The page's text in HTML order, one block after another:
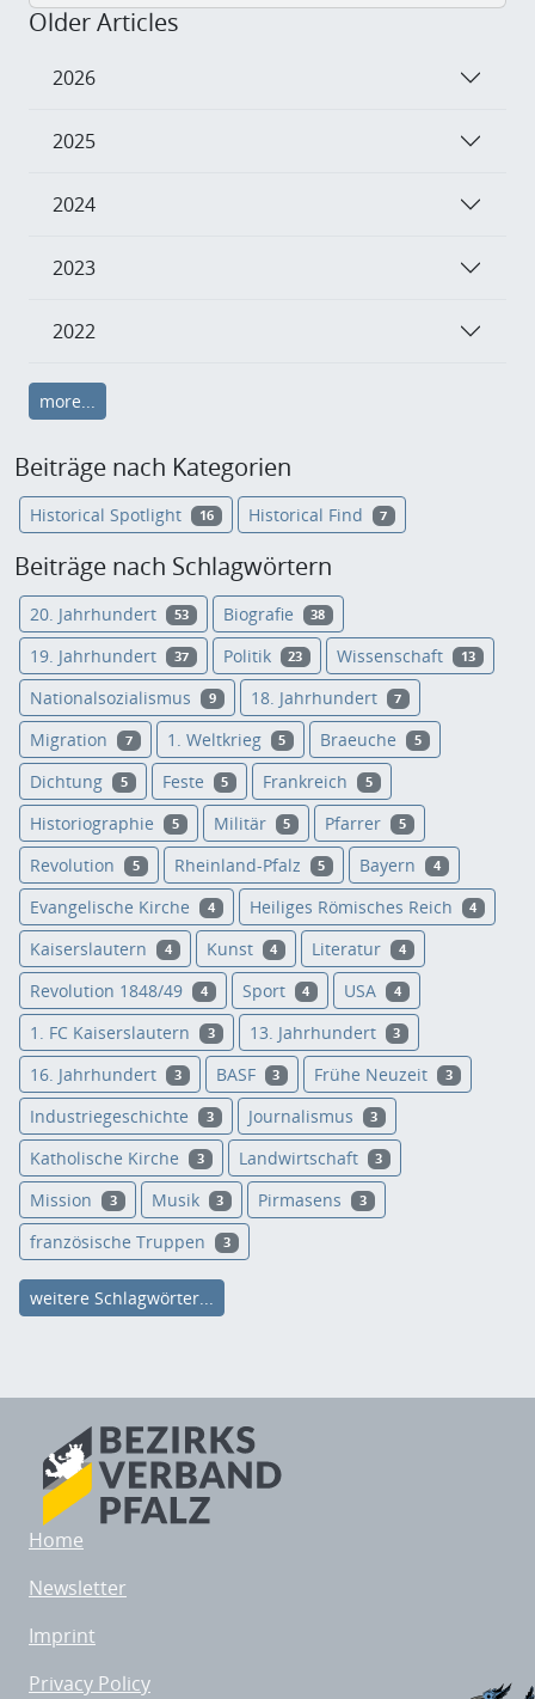
Older Articles
2026
2025
2024
2023
2022
more...
Beiträge nach Kategorien
Historical Spotlight 16 Historical Find 7
Beiträge nach Schlagwörtern
20. Jahrhundert 53 Biografie 38
19. Jahrhundert 37 Politik 23 Wissenschaft 13
Nationalsozialismus 9 18. Jahrhundert 7
Migration 7 1. Weltkrieg 5 Braeuche 5
Dichtung 5 Feste 5 Frankreich 5
Historiographie 5 Militär 5 Pfarrer 5
Revolution 5 Rheinland-Pfalz 5 Bayern 4
Evangelische Kirche 4 Heiliges Römisches Reich 4
Kaiserslautern 4 Kunst 4 Literatur 4
Revolution 1848/49 4 Sport 4 USA 4
1. FC Kaiserslautern 3 13. Jahrhundert 3
16. Jahrhundert 3 BASF 3 Frühe Neuzeit 3
Industriegeschichte 3 Journalismus 3
Katholische Kirche 3 Landwirtschaft 3
Mission 3 Musik 3 Pirmasens 3
französische Truppen 3
weitere Schlagwörter...
Home
Newsletter
Imprint
Privacy Policy